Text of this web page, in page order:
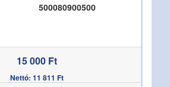
500080900500
15 000 Ft
Nettó: 11 811 Ft